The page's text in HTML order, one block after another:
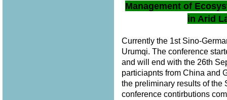
Management of
in Arid
Currently the 1st Sino-
Urumqi. The conference
and will end with the 26th
particiapnts from China and
the preliminary results of the
conference contirbutions